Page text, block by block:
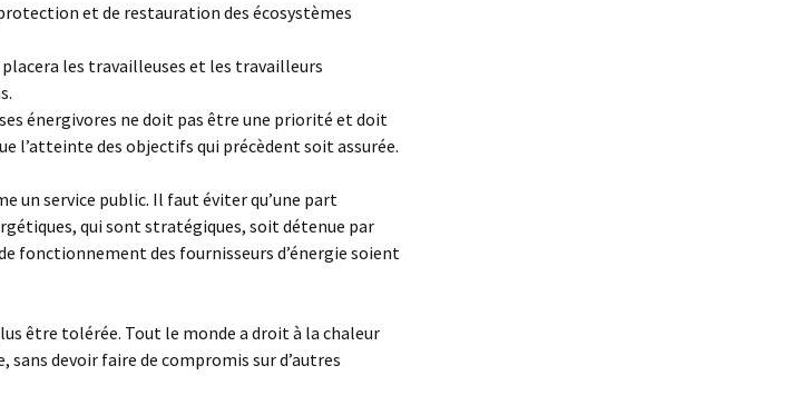
et de restauration des écosystèmes
les travailleuses et les travailleurs
énergivores ne doit pas être une priorité et doit
l’atteinte des objectifs qui précèdent soit assurée.
un service public. Il faut éviter qu’une part
qui sont stratégiques, soit détenue par
fonctionnement des fournisseurs d’énergie soient
être tolérée. Tout le monde a droit à la chaleur
sans devoir faire de compromis sur d’autres